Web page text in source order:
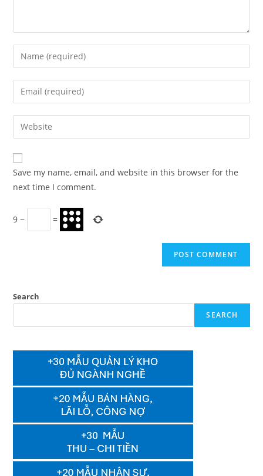
Enter
your
name
comment
Enter
your
email
address
comment
Enter
your
website
URL
(optional)
Save my name, email, and website in this browser for the
next time I comment.
9 − =
Search
SEARCH